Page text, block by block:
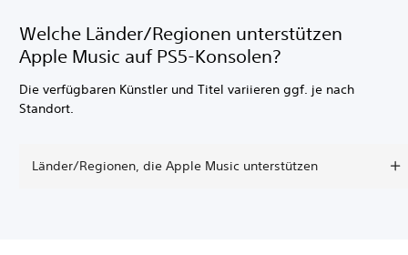
Welche Länder/Regionen unterstützen
Apple Music auf PS5-Konsolen?
Die verfügbaren Künstler und Titel variieren ggf. je nach
Standort.
Länder/Regionen, die Apple Music unterstützen